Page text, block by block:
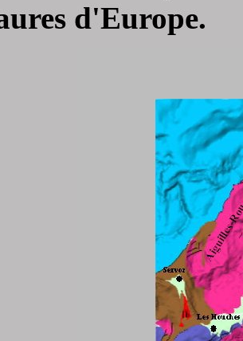
d'Europe.